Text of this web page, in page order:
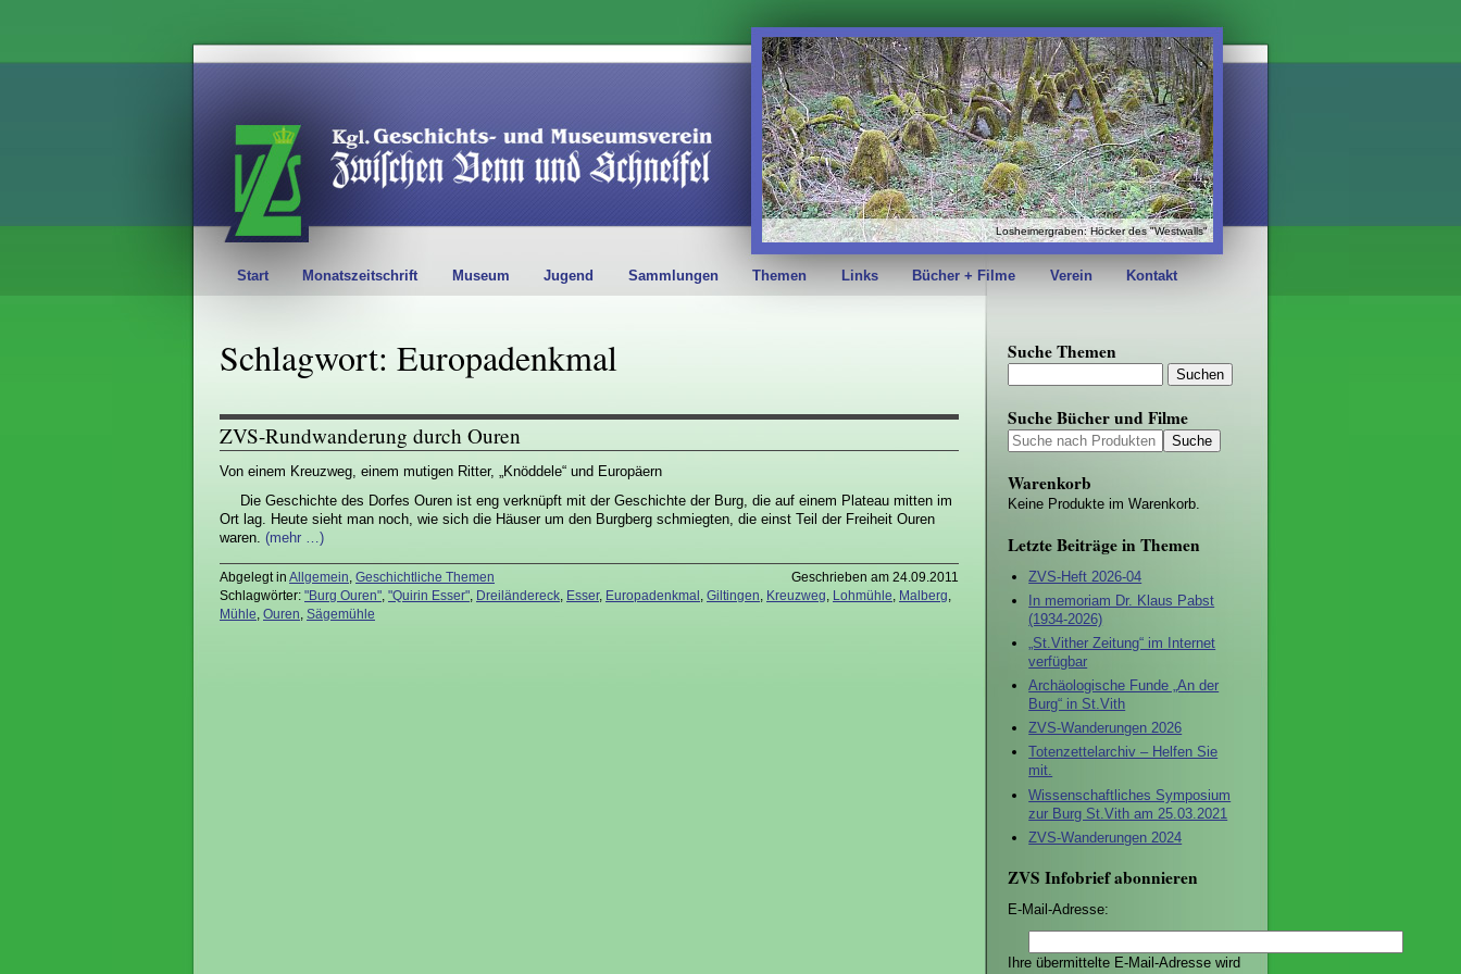
Losheimergraben: Höcker des "Westwalls"
Start Monatszeitschrift Museum Jugend Sammlungen Themen Links Bücher + Filme Verein Kontakt
Schlagwort: Europadenkmal
ZVS-Rundwanderung durch Ouren
Von einem Kreuzweg, einem mutigen Ritter, „Knöddele“ und Europäern
Die Geschichte des Dorfes Ouren ist eng verknüpft mit der Geschichte der Burg, die auf einem Plateau mitten im
Ort lag. Heute sieht man noch, wie sich die Häuser um den Burgberg schmiegten, die einst Teil der Freiheit Ouren
waren. (mehr …)
Abgelegt in Allgemein, Geschichtliche Themen
Geschrieben am 24.09.2011
Schlagwörter: "Burg Ouren", "Quirin Esser", Dreiländereck, Esser, Europadenkmal , Giltingen, Kreuzweg, Lohmühle, Malberg,
Mühle, Ouren, Sägemühle
Suche Themen
Suche Bücher und Filme
Warenkorb
Keine Produkte im Warenkorb.
Letzte Beiträge in Themen
ZVS-Heft 2026-04
In memoriam Dr. Klaus Pabst
(1934-2026)
„St.Vither Zeitung“ im Internet
verfügbar
Archäologische Funde „An der
Burg“ in St.Vith
ZVS-Wanderungen 2026
Totenzettelarchiv – Helfen Sie
mit.
Wissenschaftliches Symposium
zur Burg St.Vith am 25.03.2021
ZVS-Wanderungen 2024
ZVS Infobrief abonnieren
E-Mail-Adresse:
Ihre übermittelte E-Mail-Adresse wird